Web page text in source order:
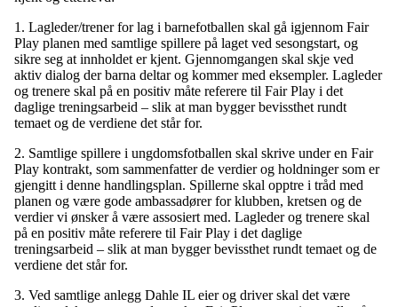
1. Lagleder/trener for lag i barnefotballen skal gå igjennom Fair
Play planen med samtlige spillere på laget ved sesongstart, og
sikre seg at innholdet er kjent. Gjennomgangen skal skje ved
aktiv dialog der barna deltar og kommer med eksempler. Lagleder
og trenere skal på en positiv måte referere til Fair Play i det
daglige treningsarbeid – slik at man bygger bevissthet rundt
temaet og de verdiene det står for.
2. Samtlige spillere i ungdomsfotballen skal skrive under en Fair
Play kontrakt, som sammenfatter de verdier og holdninger som er
gjengitt i denne handlingsplan. Spillerne skal opptre i tråd med
planen og være gode ambassadører for klubben, kretsen og de
verdier vi ønsker å være assosiert med. Lagleder og trenere skal
på en positiv måte referere til Fair Play i det daglige
treningsarbeid – slik at man bygger bevissthet rundt temaet og de
verdiene det står for.
3. Ved samtlige anlegg Dahle IL eier og driver skal det være